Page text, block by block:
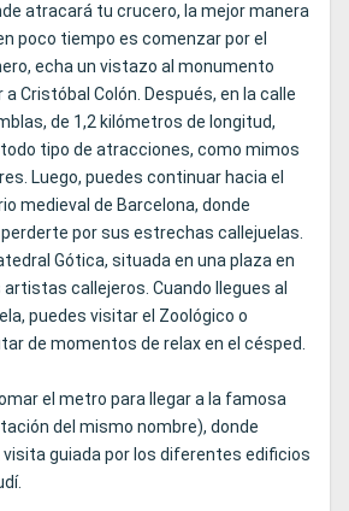
atracará tu crucero, la mejor manera
poco tiempo es comenzar por el
echa un vistazo al monumento
Cristóbal Colón. Después, en la calle
de 1,2 kilómetros de longitud,
tipo de atracciones, como mimos
Luego, puedes continuar hacia el
medieval de Barcelona, ​​donde
por sus estrechas callejuelas.
Gótica, situada en una plaza en
artistas callejeros. Cuando llegues al
puedes visitar el Zoológico o
de momentos de relax en el césped.
el metro para llegar a la famosa
del mismo nombre), donde
guiada por los diferentes edificios